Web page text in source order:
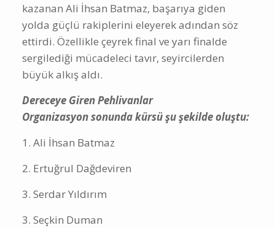
kazanan Ali İhsan Batmaz, başarıya giden
yolda güçlü rakiplerini eleyerek adından söz
ettirdi. Özellikle çeyrek final ve yarı finalde
sergilediği mücadeleci tavır, seyircilerden
büyük alkış aldı.
Dereceye Giren Pehlivanlar
Organizasyon sonunda kürsü şu şekilde oluştu:
1. Ali İhsan Batmaz
2. Ertuğrul Dağdeviren
3. Serdar Yıldırım
3. Seçkin Duman